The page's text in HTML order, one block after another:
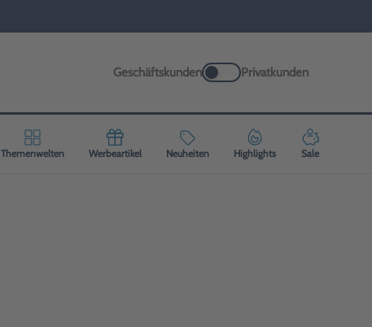
Geschäftskunden Privatkunden
Themenwelten Werbeartikel Neuheiten Highlights Sale